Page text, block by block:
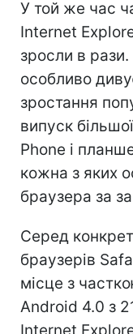
У той же час
Internet
зросли в
особливо
зростання
випуск
Phone і
кожна з яких
браузера за
Серед
браузерів
місце з
Android 4.0 з